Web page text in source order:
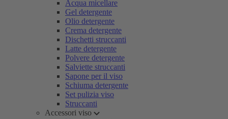
Acqua micellare
Gel detergente
Olio detergente
Crema detergente
Dischetti struccanti
Latte detergente
Polvere detergente
Salviette struccanti
Sapone per il viso
Schiuma detergente
Set pulizia viso
Struccanti
Accessori viso